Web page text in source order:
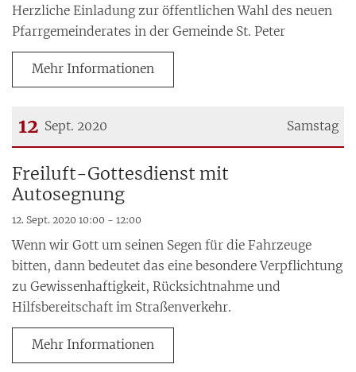
Herzliche Einladung zur öffentlichen Wahl des neuen
Pfarrgemeinderates in der Gemeinde St. Peter
Mehr Informationen
Samstag
12 Sept. 2020
Datum: 12. September 2020
Freiluft-Gottesdienst mit
Autosegnung
12. Sept. 2020 10:00 - 12:00
Wenn wir Gott um seinen Segen für die Fahrzeuge
bitten, dann bedeutet das eine besondere Verpflichtung
zu Gewissenhaftigkeit, Rücksichtnahme und
Hilfsbereitschaft im Straßenverkehr.
Mehr Informationen